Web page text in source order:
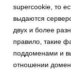
supercookie, то
выдаются
двух и более
правило, такие
поддоменами и
отношении